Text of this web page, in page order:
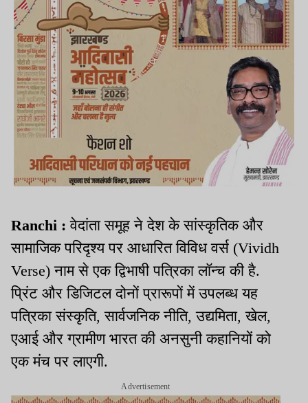
Ranchi :वेदांता समूह ने देश के सांस्कृतिक और
सामाजिक परिदृश्य पर आधारित विविध वर्स (Vividh
Verse) नाम से एक द्विभाषी पत्रिका लॉन्च की है.
प्रिंट और डिजिटल दोनों प्रारूपों में उपलब्ध यह
पत्रिका संस्कृति, सार्वजनिक नीति, उद्यमिता, खेल,
एआई और ग्रामीण भारत की अनसुनी कहानियों को
एक मंच पर लाएगी.
Advertisement